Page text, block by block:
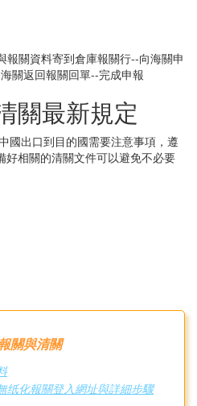
關資料寄到倉庫報關行--向海關申
關返回報關回單--完成申報
關最新規定
國出口到目的國需要注意事項，遵
好相關的清關文件可以避免不必要
關與清關
纸化報關登入網址與詳細步驟